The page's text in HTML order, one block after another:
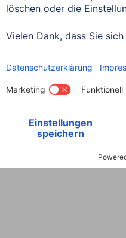
Garantiebestimmungen